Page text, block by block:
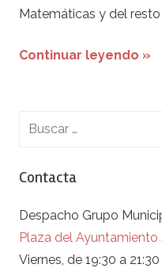
Matemáticas y del
Continuar leyendo »
Contacta
Despacho Grupo
Plaza del Ayuntamiento
Viernes, de 19:30 a 21:30